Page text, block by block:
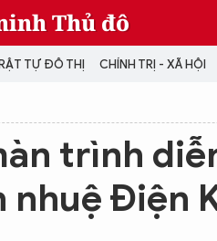
Thủ đô
TỰ ĐÔ THỊ CHÍNH TRỊ - XÃ HỘI
trình
nhuệ Điện